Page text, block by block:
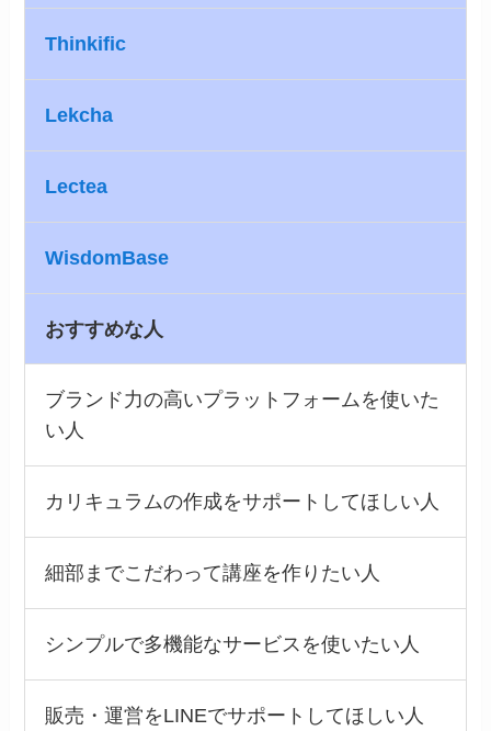
Thinkific
Lekcha
Lectea
WisdomBase
おすすめな人
ブランド力の高いプラットフォームを使いた
い人
カリキュラムの作成をサポートしてほしい人
細部までこだわって講座を作りたい人
シンプルで多機能なサービスを使いたい人
販売・運営をLINEでサポートしてほしい人